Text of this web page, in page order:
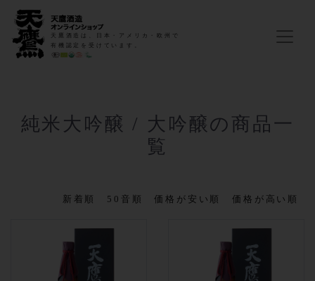
天鷹酒造は、日本・アメリカ・欧州で
有機認定を受けています。
純米大吟醸 / 大吟醸の商品一
覧
新着順 50音順 価格が安い順 価格が高い順